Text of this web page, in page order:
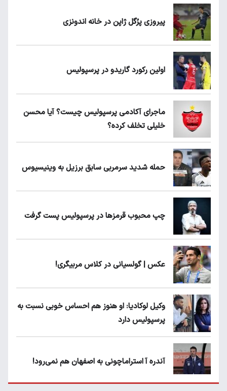
پیروزی پرُگل ژاپن در خانه اندونزی
اولین رکورد گاریدو در پرسپولیس
ماجرای آکادمی پرسپولیس چیست؟ آیا محسن
خلیلی تخلف کرده؟
حمله شدید سرمربی سابق برزیل به وینیسیوس
چپ محبوب قرمزها در پرسپولیس پست گرفت
عکس | گولسیانی در کلاس مربیگری!
وکیل لوکادیا: او هنوز هم احساس خوبی نسبت به
پرسپولیس دارد
آندره آ استراماچونی به اصفهان هم نمی‌رود!